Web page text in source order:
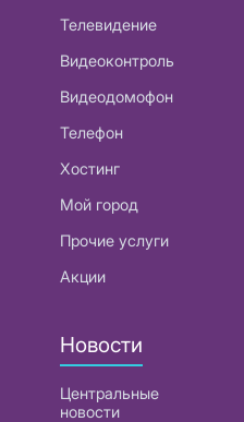
Телевидение
Видеоконтроль
Видеодомофон
Телефон
Хостинг
Мой город
Прочие услуги
Акции
Новости
Центральные
новости